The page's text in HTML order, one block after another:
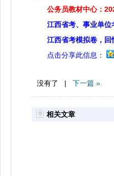
公务员教材中心：
江西省考、事业单
江西省考模拟卷，
点击分享此信息：
没有了 | 下一篇 »
相关文章